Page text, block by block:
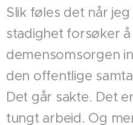
Slik føles det når jeg
stadighet forsøker
demensomsorgen
den offentlige
Det går sakte. Det er
tungt arbeid. Og